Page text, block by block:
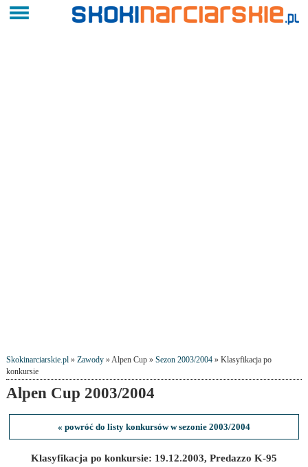
Skokinarciarskie.pl» Zawody» Alpen Cup » Sezon 2003/2004» Klasyfikacja po
konkursie
Alpen Cup 2003/2004
« powróć do listy konkursów w sezonie 2003/2004
Klasyfikacja po konkursie: 19.12.2003, Predazzo K-95